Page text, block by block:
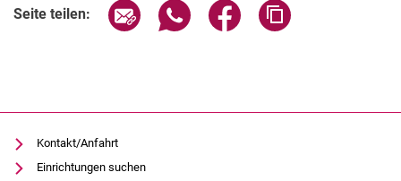
Seite teilen: Seite über E-Mail teilen
Seite über WhatsApp teilen
Seite über Facebook
Kontakt/Anfahrt
Einrichtungen suchen